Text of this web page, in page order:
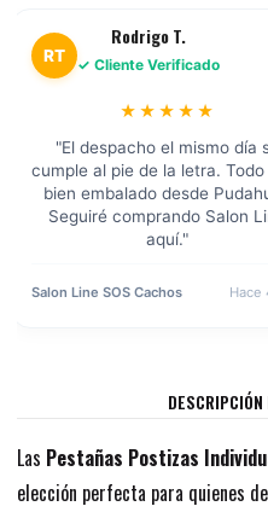
Rodrigo T.
Verificado
★★★★★
el mismo día se
pie de la letra. Todo muy
desde Pudahuel.
comprando Salon Line
SOS Cachos Hace 4 días
Las Pestañas Postizas
elección perfecta para quienes